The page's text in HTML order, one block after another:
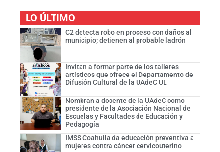
LO ÚLTIMO
C2 detecta robo en proceso con daños al
municipio; detienen al probable ladrón
Invitan a formar parte de los talleres
artísticos que ofrece el Departamento de
Difusión Cultural de la UAdeC UL
Nombran a docente de la UAdeC como
presidente de la Asociación Nacional de
Escuelas y Facultades de Educación y
Pedagogía
IMSS Coahuila da educación preventiva a
mujeres contra cáncer cervicouterino